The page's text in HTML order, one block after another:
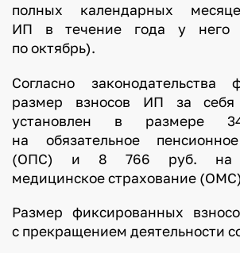
полных календарных
ИП в течение года у него
по октябрь).
Согласно законодательства
размер взносов ИП за
установлен в размере
на обязательное
(ОПС) и 8 766 руб. на
медицинское страхование
Размер фиксированных
с прекращением деятельности